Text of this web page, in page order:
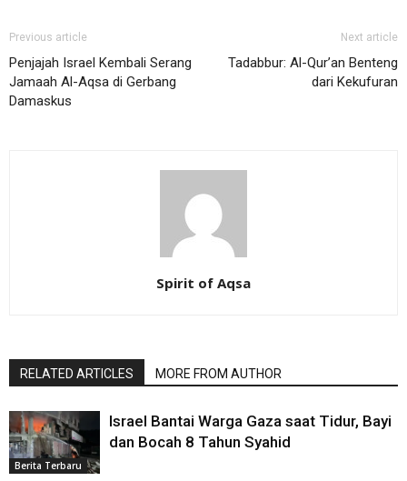
Previous article
Penjajah Israel Kembali Serang
Jamaah Al-Aqsa di Gerbang
Damaskus
Next article
Tadabbur: Al-Qur’an Benteng
dari Kekufuran
Spirit of Aqsa
RELATED ARTICLES MORE FROM AUTHOR
Berita Terbaru
Israel Bantai Warga Gaza saat Tidur, Bayi
dan Bocah 8 Tahun Syahid